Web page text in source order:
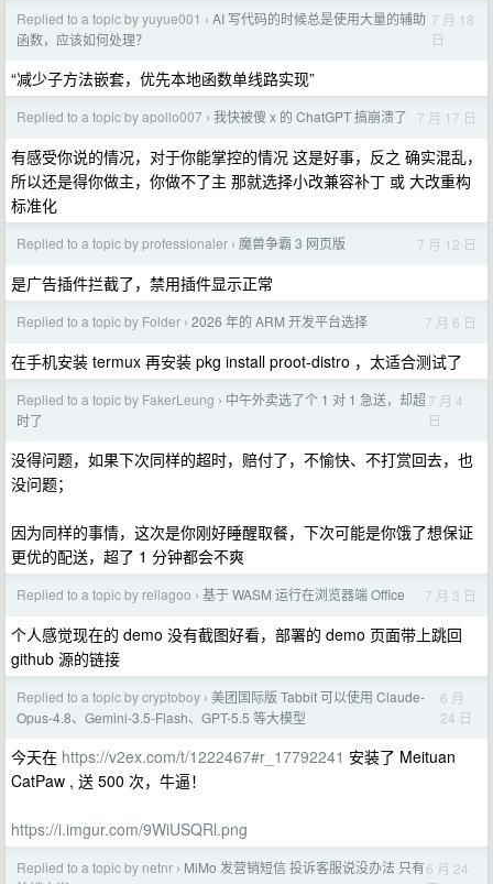
Replied to a topic by yuyue001 › AI 写代码的时候总是使用大量的辅助
函数，应该如何处理？
7 月 18
日
“减少子方法嵌套，优先本地函数单线路实现”
Replied to a topic by apollo007 › 我快被傻 x 的 ChatGPT 搞崩溃了 7 月 17 日
有感受你说的情况，对于你能掌控的情况 这是好事，反之 确实混乱，
所以还是得你做主，你做不了主 那就选择小改兼容补丁 或 大改重构
标准化
Replied to a topic by professionaler › 魔兽争霸 3 网页版 7 月 12 日
是广告插件拦截了，禁用插件显示正常
Replied to a topic by Folder › 2026 年的 ARM 开发平台选择 7 月 6 日
在手机安装 termux 再安装 pkg install proot-distro ，太适合测试了
Replied to a topic by FakerLeung › 中午外卖选了个 1 对 1 急送，却超
时了
7 月 4
日
没得问题，如果下次同样的超时，赔付了，不愉快、不打赏回去，也
没问题；
因为同样的事情，这次是你刚好睡醒取餐，下次可能是你饿了想保证
更优的配送，超了 1 分钟都会不爽
Replied to a topic by rellagoo › 基于 WASM 运行在浏览器端 Office 7 月 3 日
个人感觉现在的 demo 没有截图好看，部署的 demo 页面带上跳回
github 源的链接
Replied to a topic by cryptoboy › 美团国际版 Tabbit 可以使用 Claude-
Opus-4.8、Gemini-3.5-Flash、GPT-5.5 等大模型
6 月
24 日
今天在 https://v2ex.com/t/1222467#r_17792241 安装了 Meituan
CatPaw , 送 500 次，牛逼！
https://i.imgur.com/9WiUSQRl.png
Replied to a topic by netnr › MiMo 发营销短信 投诉客服说没办法 只有6 月 24